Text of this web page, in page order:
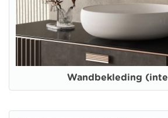
Wandbekleding